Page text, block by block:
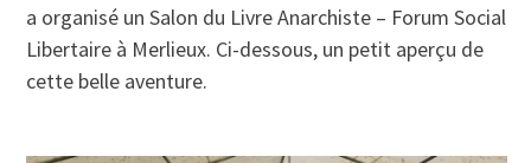
a organisé un Salon du Livre Anarchiste – Forum Social
Libertaire à Merlieux. Ci-dessous, un petit aperçu de
cette belle aventure.